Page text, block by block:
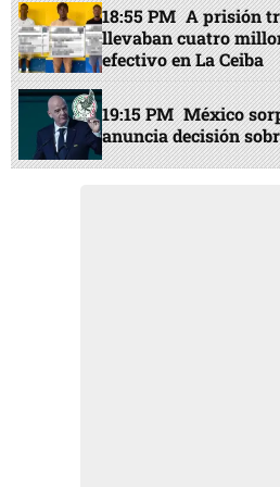
18:55 PM A prisión
llevaban cuatro
efectivo en La Ceiba
19:15 PM México
anuncia decisión